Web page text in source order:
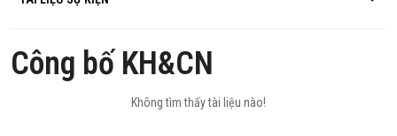
Công bố KH&CN
Không tìm thấy tài liệu nào!